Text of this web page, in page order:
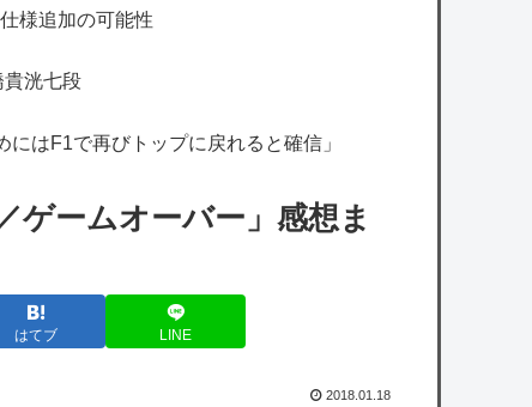
【艦これ】天津風の憂鬱 他
朗報】Switch2版『FF14』緊急メンテでロ
術力すごい
ュアちょっとドスケベじゃない？
【シャニマス】海外の小糸の紹介文（日本語
様追加の可能性
洸七段
はF1で再びトップに戻れると確信」
ゲームオーバー」感想ま
はてブ LINE
2018.01.18